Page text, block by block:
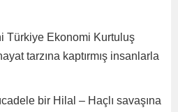
Türkiye Ekonomi Kurtuluş
tarzına kaptırmış insanlarla
bir Hilal – Haçlı savaşına